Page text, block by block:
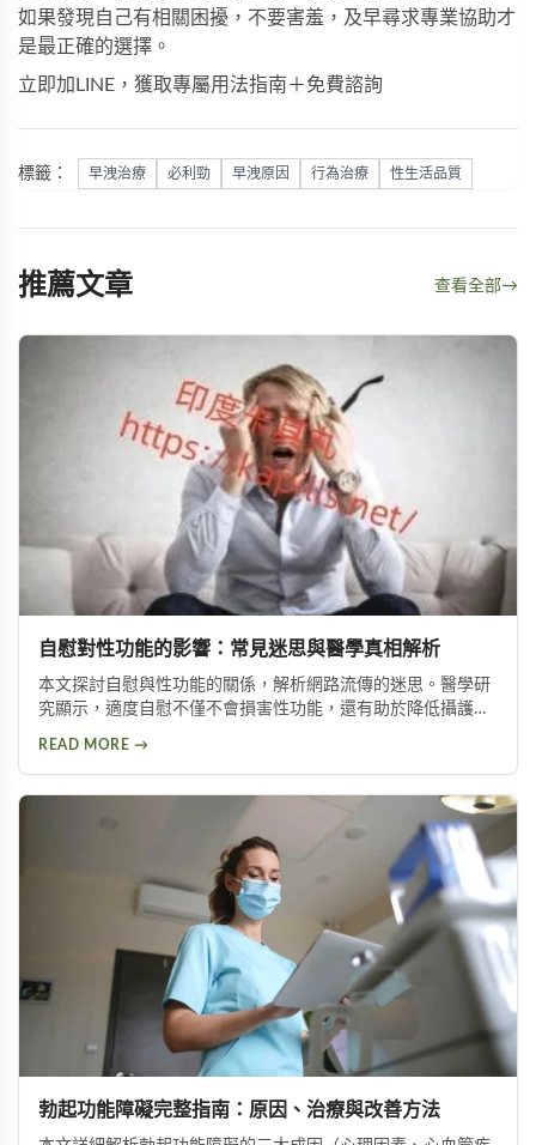
如果發現自己有相關困擾，不要害羞，及早尋求專業協助才
是最正確的選擇。
立即加LINE，獲取專屬用法指南＋免費諮詢
標籤： 早洩治療 必利勁 早洩原因 行為治療 性生活品質
推薦文章 查看全部→
自慰對性功能的影響：常見迷思與醫學真相解析
本文探討自慰與性功能的關係，解析網路流傳的迷思。醫學研
究顯示，適度自慰不僅不會損害性功能，還有助於降低攝護腺
READ MORE →
勃起功能障礙完整指南：原因、治療與改善方法